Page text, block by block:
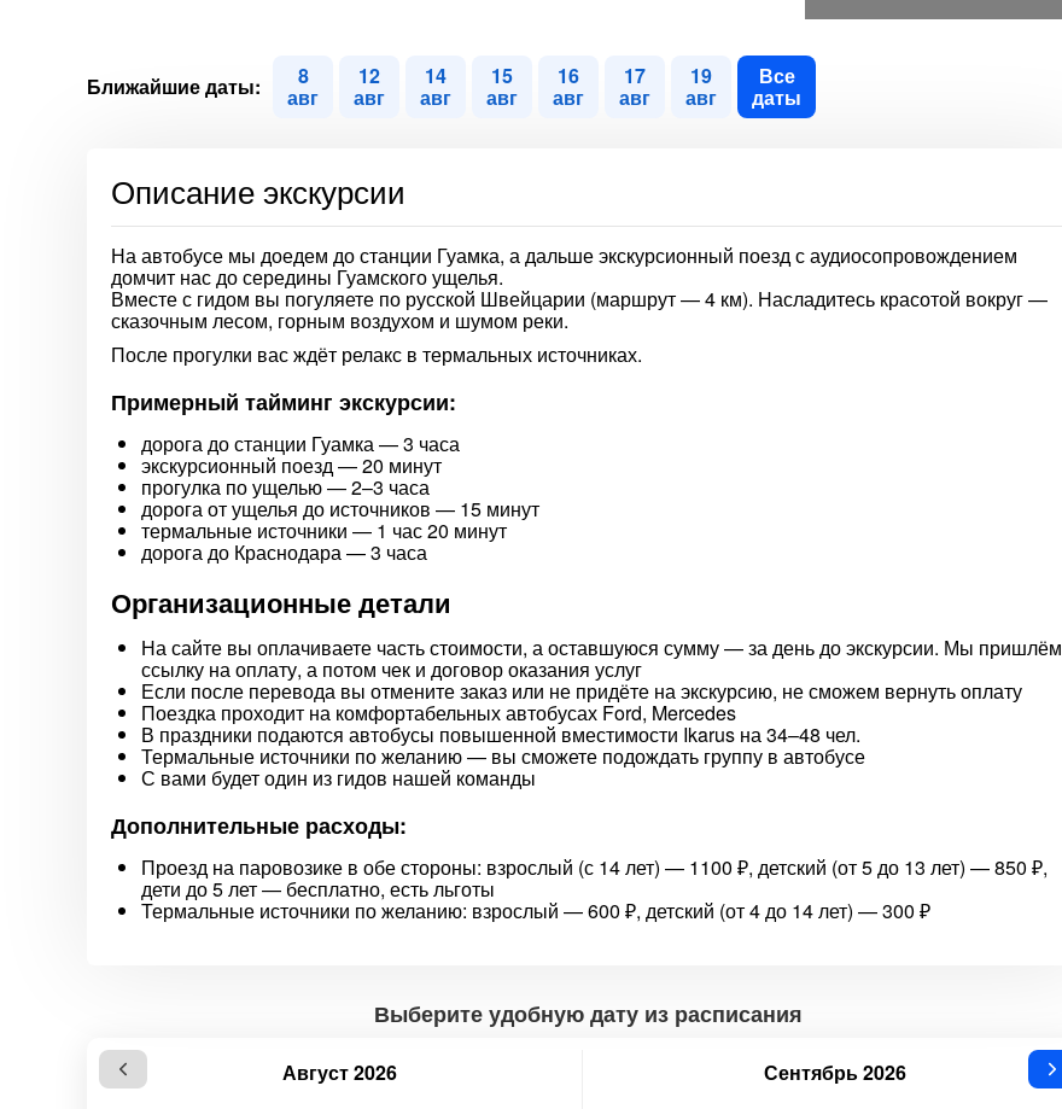
Ближайшие даты: 8
авг
12
авг
14
авг
15
авг
16
авг
17
авг
19
авг
Все
даты
Описание экскурсии
На автобусе мы доедем до станции Гуамка, а дальше экскурсионный поезд с аудиосопровождением
домчит нас до середины Гуамского ущелья.
Вместе с гидом вы погуляете по русской Швейцарии (маршрут — 4 км). Насладитесь красотой вокруг —
сказочным лесом, горным воздухом и шумом реки.
После прогулки вас ждёт релакс в термальных источниках.
Примерный тайминг экскурсии:
дорога до станции Гуамка — 3 часа
экскурсионный поезд — 20 минут
прогулка по ущелью — 2–3 часа
дорога от ущелья до источников — 15 минут
термальные источники — 1 час 20 минут
дорога до Краснодара — 3 часа
Организационные детали
На сайте вы оплачиваете часть стоимости, а оставшуюся сумму — за день до экскурсии. Мы пришлём
ссылку на оплату, а потом чек и договор оказания услуг
Если после перевода вы отмените заказ или не придёте на экскурсию, не сможем вернуть оплату
Поездка проходит на комфортабельных автобусах Ford, Mercedes
В праздники подаются автобусы повышенной вместимости Ikarus на 34–48 чел.
Термальные источники по желанию — вы сможете подождать группу в автобусе
С вами будет один из гидов нашей команды
Дополнительные расходы:
Проезд на паровозике в обе стороны: взрослый (с 14 лет) — 1100 ₽, детский (от 5 до 13 лет) — 850 ₽,
дети до 5 лет — бесплатно, есть льготы
Термальные источники по желанию: взрослый — 600 ₽, детский (от 4 до 14 лет) — 300 ₽
Выберите удобную дату из расписания
Август 2026 Сентябрь 2026